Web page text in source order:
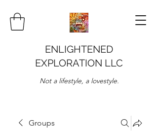
ENLIGHTENED
EXPLORATION LLC
Not a lifestyle, a lovestyle.
Groups